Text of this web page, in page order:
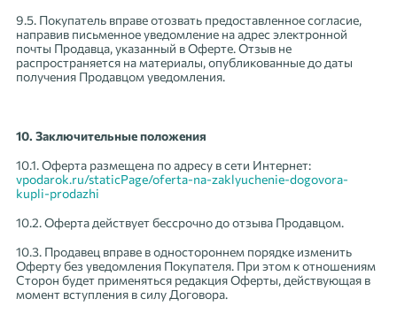
9.5. Покупатель вправе отозвать предоставленное согласие,
направив письменное уведомление на адрес электронной
почты Продавца, указанный в Оферте. Отзыв не
распространяется на материалы, опубликованные до даты
получения Продавцом уведомления.
10. Заключительные положения
10.1. Оферта размещена по адресу в сети Интернет:
vpodarok.ru/staticPage/oferta-na-zaklyuchenie-dogovora-
kupli-prodazhi
10.2. Оферта действует бессрочно до отзыва Продавцом.
10.3. Продавец вправе в одностороннем порядке изменить
Оферту без уведомления Покупателя. При этом к отношениям
Сторон будет применяться редакция Оферты, действующая в
момент вступления в силу Договора.